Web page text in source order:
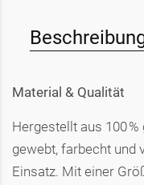
Material & Qualität
Hergestellt aus 100
gewebt, farbecht und
Einsatz. Mit einer